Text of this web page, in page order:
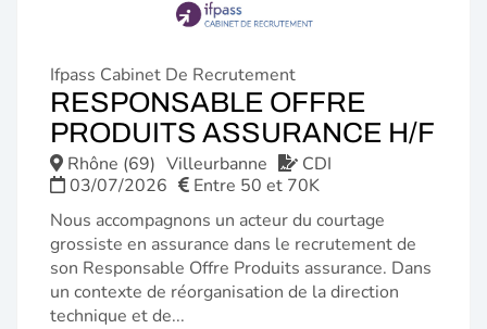
Ifpass Cabinet De Recrutement
RESPONSABLE OFFRE
PRODUITS ASSURANCE H/F
Rhône (69) Villeurbanne
CDI
03/07/2026
Entre 50 et 70K
Nous accompagnons un acteur du courtage
grossiste en assurance dans le recrutement de
son Responsable Offre Produits assurance. Dans
un contexte de réorganisation de la direction
technique et de...